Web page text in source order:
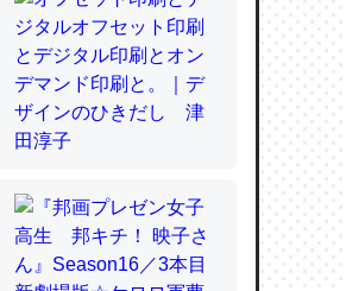
Ringも置こうかと画策
ニケーションが劇的に変化し